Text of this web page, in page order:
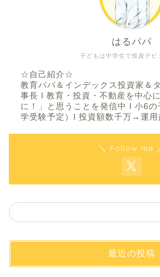
子どもは中学生で投資デビ
はるパパ
☆自己紹介☆
教育パパ＆インデックス投資家＆
事長 l 教育・投資・不動産を中心
に！」と思うことを発信中 l 小6の
学受験予定）l 投資額数千万→運用
＼ Follow me
最近の投稿